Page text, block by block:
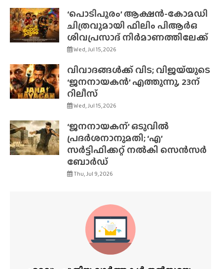
‘പൊടിപൂരം’ ആക്ഷൻ-കോമഡി
ചിത്രവുമായി ഫിലിം പിആർഒ
ശിവപ്രസാദ് നിർമാണത്തിലേക്ക്
Wed, Jul 15, 2026
വിവാദങ്ങൾക്ക് വിട; വിജയ്‌യുടെ
‘ജനനായകൻ’ എത്തുന്നു, 23ന്
റിലീസ്
Wed, Jul 15, 2026
‘ജനനായകന്’ ഒടുവിൽ
പ്രദർശനാനുമതി; ‘എ’
സർട്ടിഫിക്കറ്റ് നൽകി സെൻസർ
ബോർഡ്
Thu, Jul 9, 2026